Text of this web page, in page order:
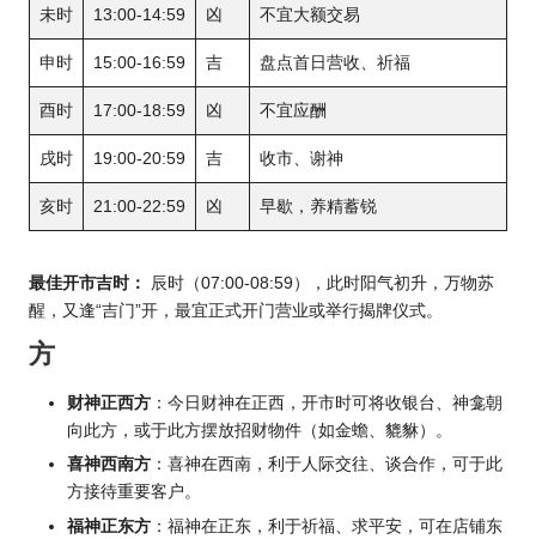
未时 13:00-14:59 凶 不宜大额交易
申时 15:00-16:59 吉 盘点首日营收、祈福
酉时 17:00-18:59 凶 不宜应酬
戌时 19:00-20:59 吉 收市、谢神
亥时 21:00-22:59 凶 早歇，养精蓄锐
最佳开市吉时：
辰时（07:00-08:59），此时阳气初升，万物苏
醒，又逢“吉门”开，最宜正式开门营业或举行揭牌仪式。
方
财神正西方 ：今日财神在正西，开市时可将收银台、神龛朝
向此方，或于此方摆放招财物件（如金蟾、貔貅）。
喜神西南方 ：喜神在西南，利于人际交往、谈合作，可于此
方接待重要客户。
福神正东方 ：福神在正东，利于祈福、求平安，可在店铺东